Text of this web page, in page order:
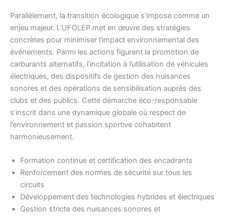
Parallèlement, la transition écologique s’impose comme un
enjeu majeur. L’UFOLEP met en œuvre des stratégies
concrètes pour minimiser l’impact environnemental des
événements. Parmi les actions figurent la promotion de
carburants alternatifs, l’incitation à l’utilisation de véhicules
électriques, des dispositifs de gestion des nuisances
sonores et des opérations de sensibilisation auprès des
clubs et des publics. Cette démarche éco-responsable
s’inscrit dans une dynamique globale où respect de
l’environnement et passion sportive cohabitent
harmonieusement.
Formation continue et certification des encadrants
Renforcement des normes de sécurité sur tous les
circuits
Développement des technologies hybrides et électriques
Gestion stricte des nuisances sonores et